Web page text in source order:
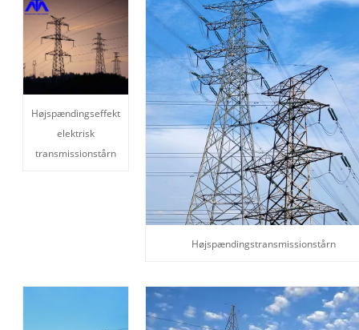
Højspændingseffekt
elektrisk
transmissionstårn
Højspændingstransmissionstårn